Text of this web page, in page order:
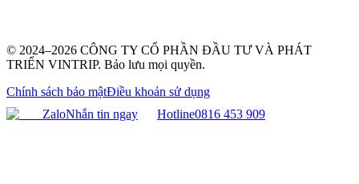
© 2024–2026 CÔNG TY CỔ PHẦN ĐẦU TƯ VÀ PHÁT
TRIỂN VINTRIP. Bảo lưu mọi quyền.
Chính sách bảo mậtĐiều khoản sử dụng
ZaloNhắn tin ngay Hotline0816 453 909